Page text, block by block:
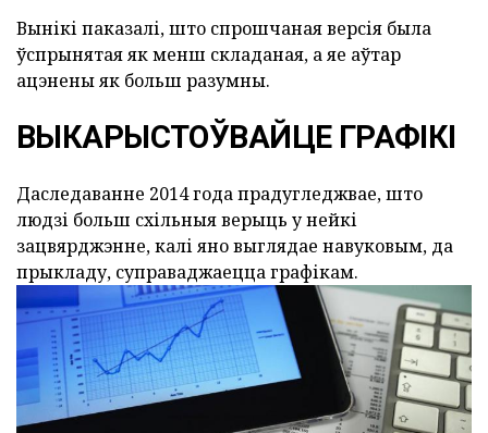
Вынікі паказалі, што спрошчаная версія была
ўспрынятая як менш складаная, а яе аўтар
ацэнены як больш разумны.
ВЫКАРЫСТОЎВАЙЦЕ ГРАФІКІ
Даследаванне 2014 года прадугледжвае, што
людзі больш схільныя верыць у нейкі
зацвярджэнне, калі яно выглядае навуковым, да
прыкладу, суправаджаецца графікам.